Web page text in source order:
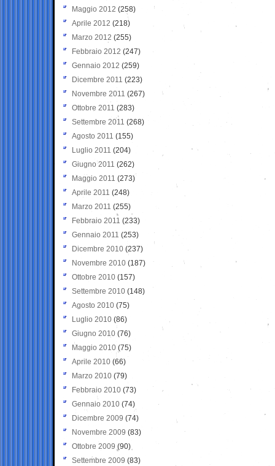
Maggio 2012 (258)
Aprile 2012 (218)
Marzo 2012 (255)
Febbraio 2012 (247)
Gennaio 2012 (259)
Dicembre 2011 (223)
Novembre 2011 (267)
Ottobre 2011 (283)
Settembre 2011 (268)
Agosto 2011 (155)
Luglio 2011 (204)
Giugno 2011 (262)
Maggio 2011 (273)
Aprile 2011 (248)
Marzo 2011 (255)
Febbraio 2011 (233)
Gennaio 2011 (253)
Dicembre 2010 (237)
Novembre 2010 (187)
Ottobre 2010 (157)
Settembre 2010 (148)
Agosto 2010 (75)
Luglio 2010 (86)
Giugno 2010 (76)
Maggio 2010 (75)
Aprile 2010 (66)
Marzo 2010 (79)
Febbraio 2010 (73)
Gennaio 2010 (74)
Dicembre 2009 (74)
Novembre 2009 (83)
Ottobre 2009 (90)
Settembre 2009 (83)